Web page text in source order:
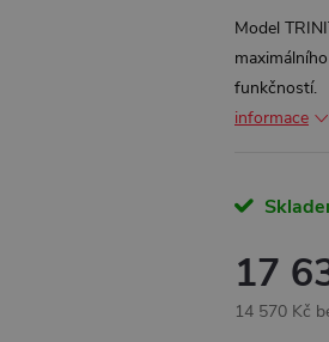
Model
informace
17
14 570 Kč